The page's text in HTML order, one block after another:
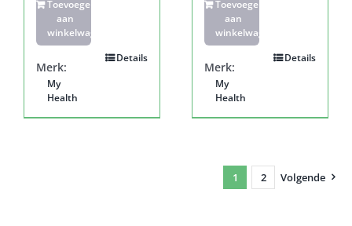
Toevoegen
aan
winkelwagen
Details
Merk:
My
Health
Toevoegen
aan
winkelwagen
Details
Merk:
My
Health
1 2 Volgende